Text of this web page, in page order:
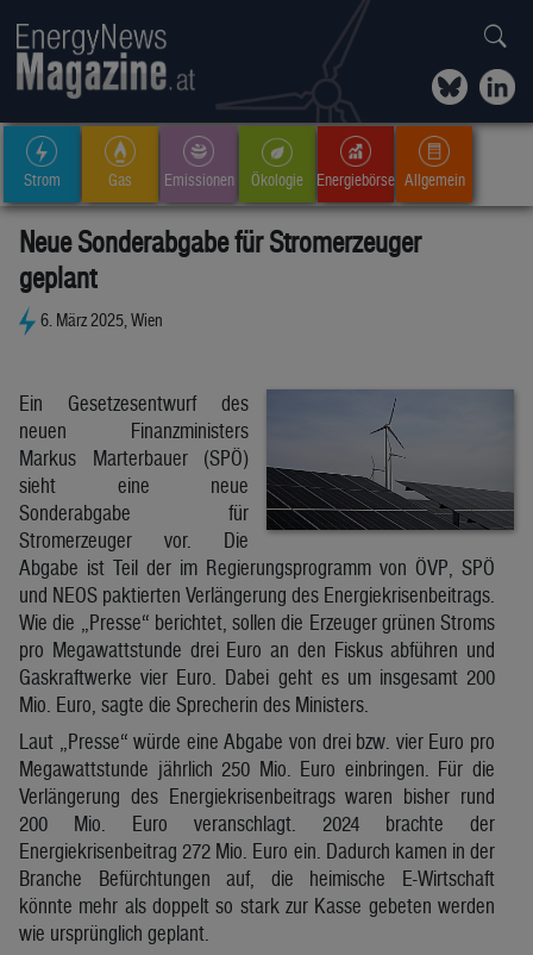
Strom Gas Emissionen Ökologie Energiebörse Allgemein
Neue Sonderabgabe für Stromerzeuger
geplant
6. März 2025, Wien
Ein Gesetzesentwurf des
neuen Finanzministers
Markus Marterbauer (SPÖ)
sieht eine neue
Sonderabgabe für
Stromerzeuger vor. Die
Abgabe ist Teil der im Regierungsprogramm von ÖVP, SPÖ
und NEOS paktierten Verlängerung des Energiekrisenbeitrags.
Wie die „Presse“ berichtet, sollen die Erzeuger grünen Stroms
pro Megawattstunde drei Euro an den Fiskus abführen und
Gaskraftwerke vier Euro. Dabei geht es um insgesamt 200
Mio. Euro, sagte die Sprecherin des Ministers.
Laut „Presse“ würde eine Abgabe von drei bzw. vier Euro pro
Megawattstunde jährlich 250 Mio. Euro einbringen. Für die
Verlängerung des Energiekrisenbeitrags waren bisher rund
200 Mio. Euro veranschlagt. 2024 brachte der
Energiekrisenbeitrag 272 Mio. Euro ein. Dadurch kamen in der
Branche Befürchtungen auf, die heimische E-Wirtschaft
könnte mehr als doppelt so stark zur Kasse gebeten werden
wie ursprünglich geplant.